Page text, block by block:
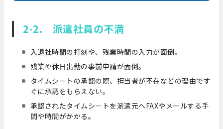
2-2. 派遣社員の不満
入退社時間の打刻や、残業時間の入力が面倒。
残業や休日出勤の事前申請が面倒。
タイムシートの承認の際、担当者が不在などの理由です
ぐに承認をもらえない。
承認されたタイムシートを派遣元へFAXやメールする手
間や時間がかかる。